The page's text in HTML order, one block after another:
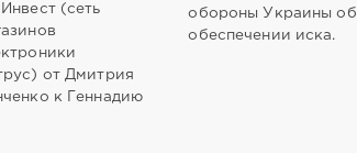
(сеть
от Дмитрия
к Геннадию
обороны Украины об
обеспечении иска.